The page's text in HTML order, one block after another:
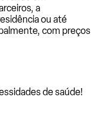
a
ou até
com preços
de saúde!